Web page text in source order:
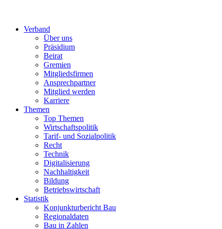
Verband
Über uns
Präsidium
Beirat
Gremien
Mitgliedsfirmen
Ansprechpartner
Mitglied werden
Karriere
Themen
Top Themen
Wirtschaftspolitik
Tarif- und Sozialpolitik
Recht
Technik
Digitalisierung
Nachhaltigkeit
Bildung
Betriebswirtschaft
Statistik
Konjunkturbericht Bau
Regionaldaten
Bau in Zahlen